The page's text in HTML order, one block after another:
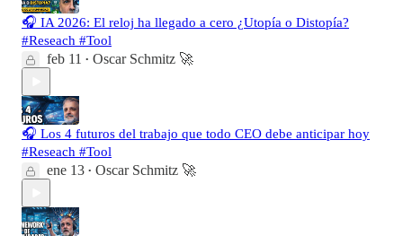
🎧 IA 2026: El reloj ha llegado a cero ¿Utopía o Distopía?
#Reseach #Tool
feb 11 • Oscar Schmitz 🚀
🎧 Los 4 futuros del trabajo que todo CEO debe anticipar hoy
#Reseach #Tool
ene 13 • Oscar Schmitz 🚀